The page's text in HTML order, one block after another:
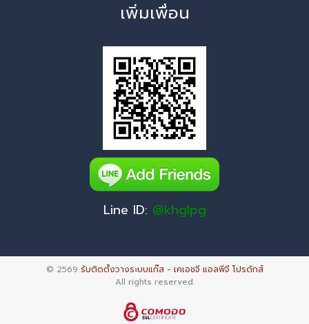
เพิ่มเพื่อน
Line ID: @khglpg
© 2569 รับติดตั้งวางระบบแก๊ส - เคเอชจี แอลพีจี โปรดักส์
All rights reserved.